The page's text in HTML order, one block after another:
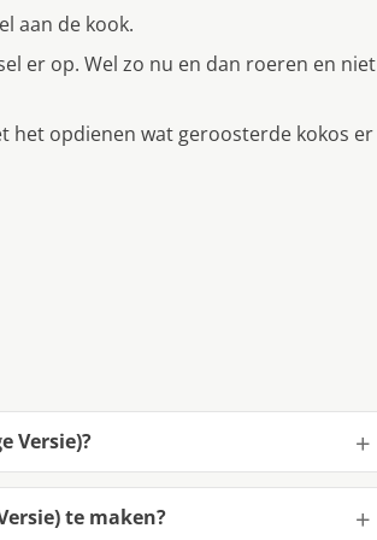
aan de kook.
er op. Wel zo nu en dan roeren en niet
het opdienen wat geroosterde kokos er
Versie)?
te maken?